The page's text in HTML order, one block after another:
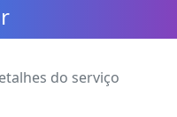
do serviço